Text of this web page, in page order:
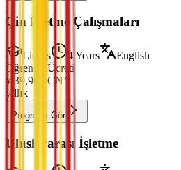
Çin İşletme Çalışmaları
Lisans 4 Years
English
Öğrenim Ücreti
¥ 39,900
CNY
yıllık
Programı Gör
Uluslararası İşletme